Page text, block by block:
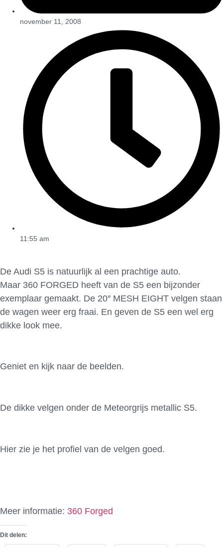
november 11, 2008
11:55 am
De Audi S5 is natuurlijk al een prachtige auto.
Maar 360 FORGED heeft van de S5 een bijzonder
exemplaar gemaakt. De 20″ MESH EIGHT velgen staan
de wagen weer erg fraai. En geven de S5 een wel erg
dikke look mee.
Geniet en kijk naar de beelden.
De dikke velgen onder de Meteorgrijs metallic S5.
Hier zie je het profiel van de velgen goed.
Meer informatie: 360 Forged
Dit delen: